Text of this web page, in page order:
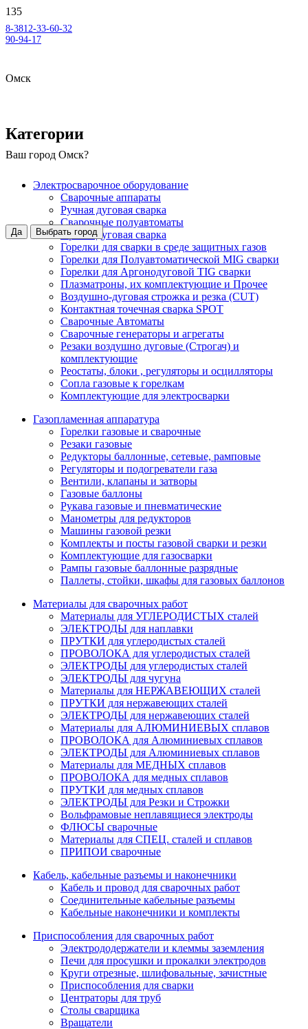
8-3812-33-60-32
90-94-17
Омск
Ваш город Омск?
Да Выбрать город
Категории
Электросварочное оборудование
Сварочные аппараты
Ручная дуговая сварка
Сварочные полуавтоматы
Аргонодуговая сварка
Горелки для сварки в среде защитных газов
Горелки для Полуавтоматической MIG сварки
Горелки для Аргонодуговой TIG сварки
Плазматроны, их комплектующие и Прочее
Воздушно-дуговая строжка и резка (CUT)
Контактная точечная сварка SPOT
Сварочные Автоматы
Сварочные генераторы и агрегаты
Резаки воздушно дуговые (Строгач) и
комплектующие
Реостаты, блоки , регуляторы и осцилляторы
Сопла газовые к горелкам
Комплектующие для электросварки
Газопламенная аппаратура
Горелки газовые и сварочные
Резаки газовые
Редукторы баллонные, сетевые, рамповые
Регуляторы и подогреватели газа
Вентили, клапаны и затворы
Газовые баллоны
Рукава газовые и пневматические
Манометры для редукторов
Машины газовой резки
Комплекты и посты газовой сварки и резки
Комплектующие для газосварки
Рампы газовые баллонные разрядные
Паллеты, стойки, шкафы для газовых баллонов
Материалы для сварочных работ
Материалы для УГЛЕРОДИСТЫХ сталей
ЭЛЕКТРОДЫ для наплавки
ПРУТКИ для углеродистых сталей
ПРОВОЛОКА для углеродистых сталей
ЭЛЕКТРОДЫ для углеродистых сталей
ЭЛЕКТРОДЫ для чугуна
Материалы для НЕРЖАВЕЮЩИХ сталей
ПРУТКИ для нержавеющих сталей
ЭЛЕКТРОДЫ для нержавеющих сталей
Материалы для АЛЮМИНИЕВЫХ сплавов
ПРОВОЛОКА для Алюминиевых сплавов
ЭЛЕКТРОДЫ для Алюминиевых сплавов
Материалы для МЕДНЫХ сплавов
ПРОВОЛОКА для медных сплавов
ПРУТКИ для медных сплавов
ЭЛЕКТРОДЫ для Резки и Строжки
Вольфрамовые неплавящиеся электроды
ФЛЮСЫ сварочные
Материалы для СПЕЦ. сталей и сплавов
ПРИПОИ сварочные
Кабель, кабельные разъемы и наконечники
Кабель и провод для сварочных работ
Соединительные кабельные разъемы
Кабельные наконечники и комплекты
Приспособления для сварочных работ
Электрододержатели и клеммы заземления
Печи для просушки и прокалки электродов
Круги отрезные, шлифовальные, зачистные
Приспособления для сварки
Центраторы для труб
Столы сварщика
Вращатели